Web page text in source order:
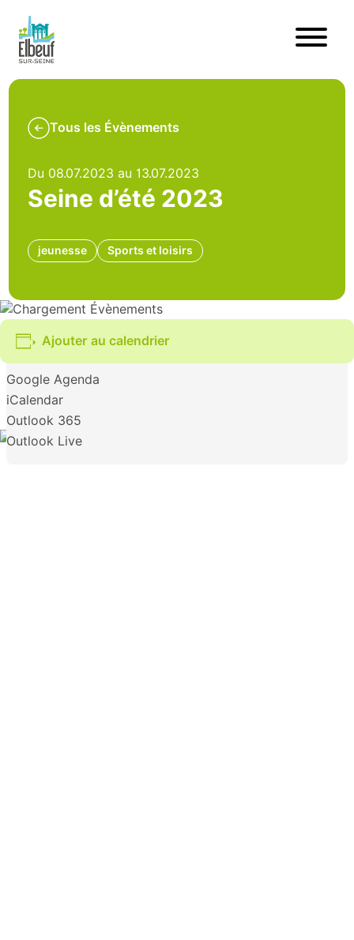
Tous les Évènements
Du 08.07.2023 au 13.07.2023
Seine d’été 2023
jeunesse Sports et loisirs
Ajouter au calendrier
Google Agenda
iCalendar
Outlook 365
Outlook Live